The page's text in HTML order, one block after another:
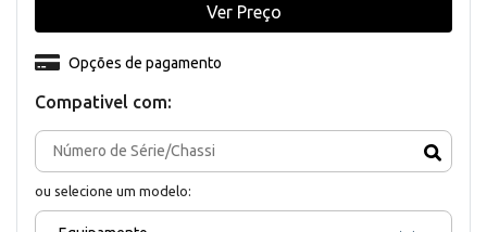
Compativel com:
ou selecione um modelo:
Opções de pagamento
Ver Preço